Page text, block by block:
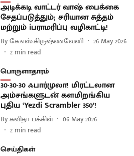
அடிக்கடி வாட்டர் வாஷ் பைக்கை
சேதப்படுத்தும்; சரியான சுத்தம்
மற்றும் iபராமரிப்பு வழிகாட்டி!
Byகே.எஸ்.கிருஷ்ணவேனி
26 May 2026
2 min read
பொருளாதாரம்
30-30-30 ஃபார்முலா! மிரட்டலான
அம்சங்களுடன் களமிறங்கிய
புதிய ‘Yezdi Scrambler 350’!
Byகவிதா பக்கிள்
06 May 2026
2 min read
செய்திகள்